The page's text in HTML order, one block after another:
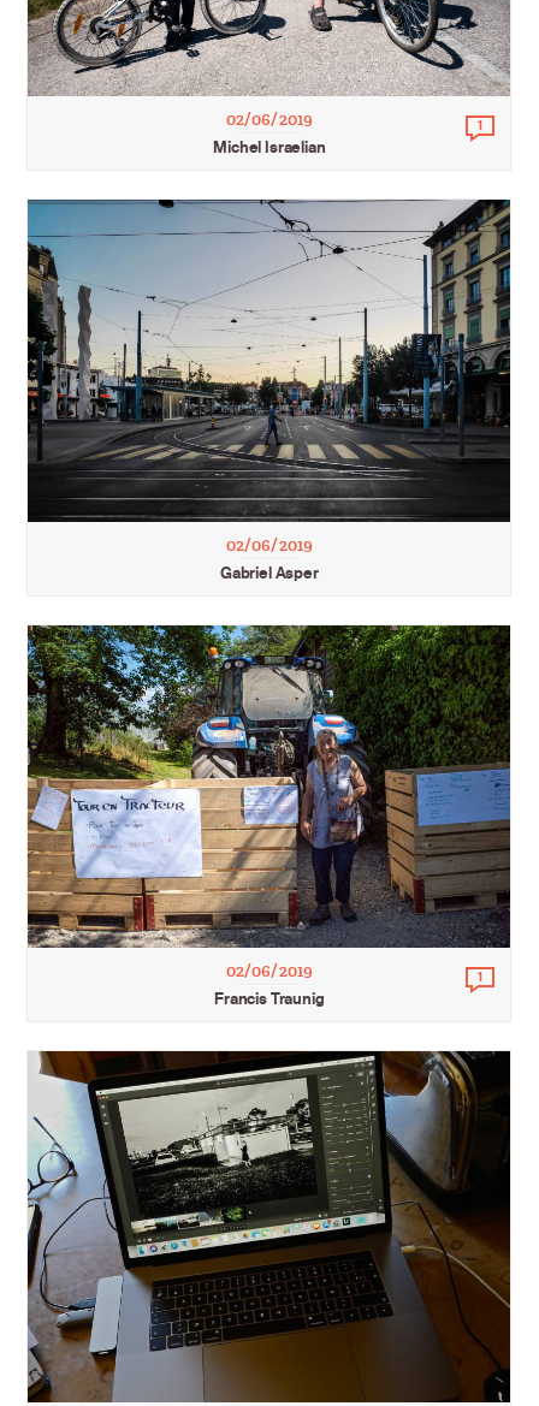
02/06/2019
Michel Israelian
1
02/06/2019
Gabriel Asper
02/06/2019
Francis Traunig
1